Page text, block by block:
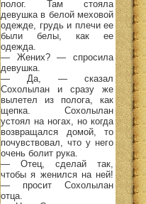
полог. Там стояла
девушка в белой меховой
одежде, грудь и плечи ее
были белы, как ее
одежда.
— Жених? — спросила
девушка.
— Да, — сказал
Сохолылан и сразу же
вылетел из полога, как
щепка. Сохолылан
устоял на ногах, но когда
возвращался домой, то
почувствовал, что у него
очень болит рука.
— Отец, сделай так,
чтобы я женился на ней!
— просит Сохолылан
отца.